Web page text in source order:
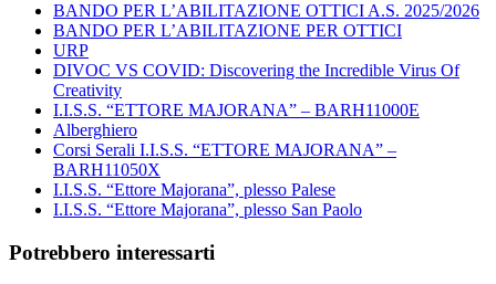
BANDO PER L’ABILITAZIONE OTTICI A.S. 2025/2026
BANDO PER L’ABILITAZIONE PER OTTICI
URP
DIVOC VS COVID: Discovering the Incredible Virus Of
Creativity
I.I.S.S. “ETTORE MAJORANA” – BARH11000E
Alberghiero
Corsi Serali I.I.S.S. “ETTORE MAJORANA” –
BARH11050X
I.I.S.S. “Ettore Majorana”, plesso Palese
I.I.S.S. “Ettore Majorana”, plesso San Paolo
Potrebbero interessarti